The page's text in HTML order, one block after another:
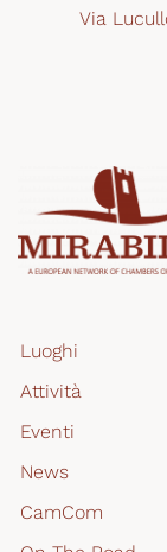
Via
Luoghi
Attività
Eventi
News
CamCom